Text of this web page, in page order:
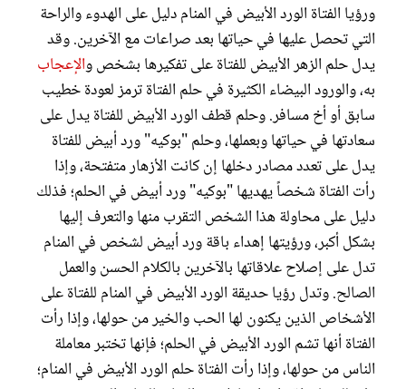
ورؤيا الفتاة الورد الأبيض في المنام دليل على الهدوء والراحة
التي تحصل عليها في حياتها بعد صراعات مع الآخرين. وقد
يدل حلم الزهر الأبيض للفتاة على تفكيرها بشخص والإعجاب
به، والورود البيضاء الكثيرة في حلم الفتاة ترمز لعودة خطيب
سابق أو أخ مسافر. وحلم قطف الورد الأبيض للفتاة يدل على
سعادتها في حياتها وبعملها، وحلم "بوكيه" ورد أبيض للفتاة
يدل على تعدد مصادر دخلها إن كانت الأزهار متفتحة، وإذا
رأت الفتاة شخصاً يهديها "بوكيه" ورد أبيض في الحلم؛ فذلك
دليل على محاولة هذا الشخص التقرب منها والتعرف إليها
بشكل أكبر، ورؤيتها إهداء باقة ورد أبيض لشخص في المنام
تدل على إصلاح علاقاتها بالآخرين بالكلام الحسن والعمل
الصالح. وتدل رؤيا حديقة الورد الأبيض في المنام للفتاة على
الأشخاص الذين يكنون لها الحب والخير من حولها، وإذا رأت
الفتاة أنها تشم الورد الأبيض في الحلم؛ فإنها تختبر معاملة
الناس من حولها، وإذا رأت الفتاة حلم الورد الأبيض في المنام؛